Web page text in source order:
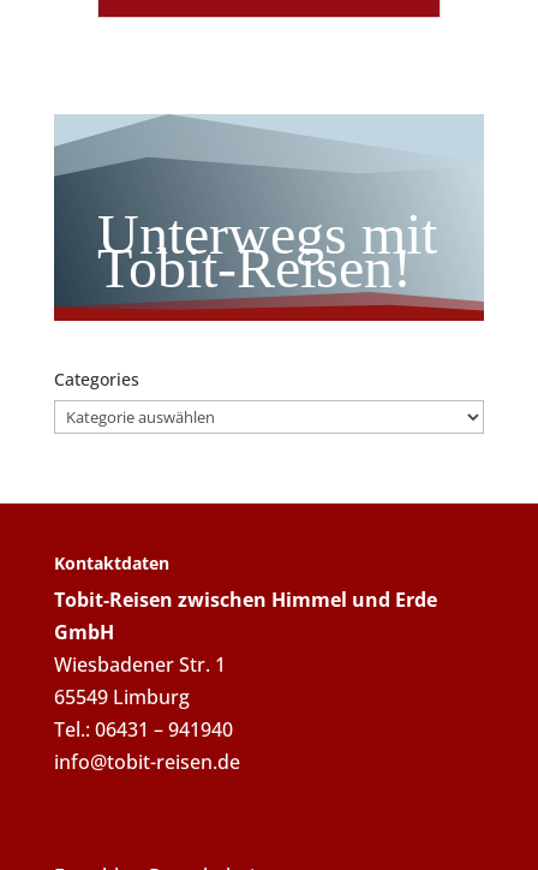
Unterwegs mit
Tobit-Reisen!
Categories
Categories
Kontaktdaten
Tobit-Reisen zwischen Himmel und Erde
GmbH
Wiesbadener Str. 1
65549 Limburg
Tel.: 06431 – 941940
info@tobit-reisen.de